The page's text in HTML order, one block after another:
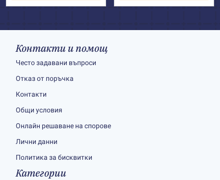
Контакти и помощ
Често задавани въпроси
Отказ от поръчка
Контакти
Общи условия
Онлайн решаване на спорове
Лични данни
Политика за бисквитки
Категории